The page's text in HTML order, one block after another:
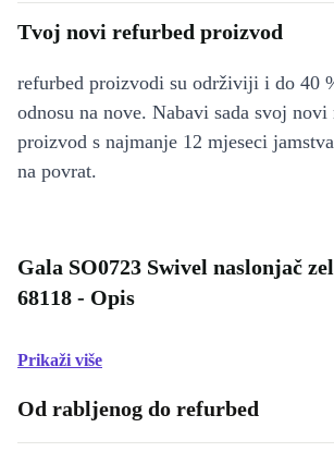
Tvoj novi refurbed proizvod
refurbed proizvodi su održiviji i do 40
odnosu na nove. Nabavi sada svoj novi
proizvod s najmanje 12 mjeseci
na povrat.
Gala SO0723 Swivel naslonjač
68118 - Opis
Prikaži više
Od rabljenog do refurbed